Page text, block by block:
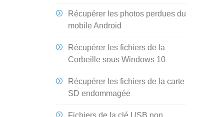
Récupérer les photos perdues du
mobile Android
Récupérer les fichiers de la
Corbeille sous Windows 10
Récupérer les fichiers de la carte
SD endommagée
Fichiers de la clé USB non